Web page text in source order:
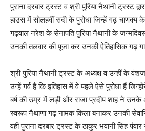
पुराना दरबार ट्रस्ट व श्री पुरिया नैथानी ट्रस्ट
हाउस में सोलहवीं सदी के पुरोधा जिन्हें गढ़ चाणक्य
गढ़वाल नरेश के सेनापति पुरिया नैथानी के
उनकी तलवार की पूजा कर उनकी ऐतिहासिक गढ़
श्री पुरिया नैथानी ट्रस्ट के अध्यक्ष व उन्हीं के
उन्हें गर्व है कि इतिहास में वे पहले ऐसे पुरोधा हैं
बर्ष की उम्र में लड़ी और राजा प्रदीप शाह ने उनके
स्वरूप नैथाणा गढ़ नामक किला बनाकर उनकी
वहीं पुराना दरबार ट्रस्ट के ठाकुर भवानी सिंह